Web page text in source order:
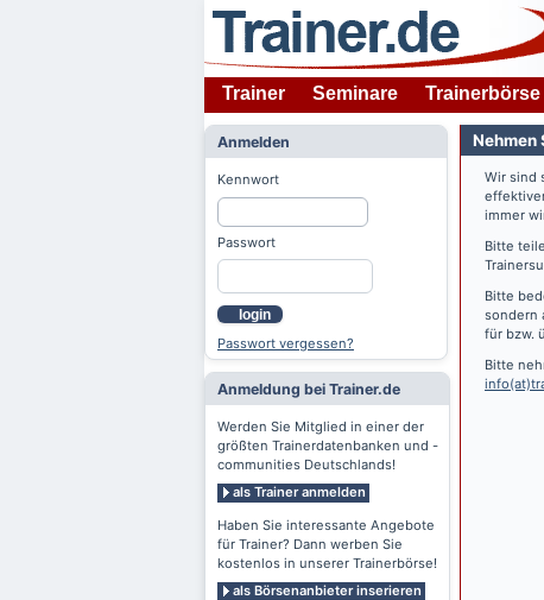
Trainer Seminare Trainerbörse
Anmelden
Kennwort
Passwort
login
Passwort vergessen?
Anmeldung bei Trainer.de
Werden Sie Mitglied in einer der
größten Trainerdatenbanken und -
communities Deutschlands!
als Trainer anmelden
Haben Sie interessante Angebote
für Trainer? Dann werben Sie
kostenlos in unserer Trainerbörse!
als Börsenanbieter inserieren
Nehmen
Wir sind
immer
Bitte
Bitte
sondern
für bzw.
Bitte